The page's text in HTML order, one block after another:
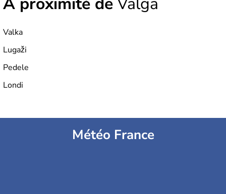
Valka
Lugaži
Pedele
Londi
Météo France